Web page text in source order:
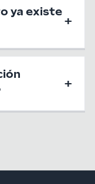
ya existe
+
+